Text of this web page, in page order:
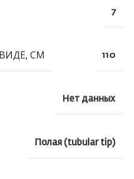
7
СМ 110
Нет данных
Полая (tubular tip)